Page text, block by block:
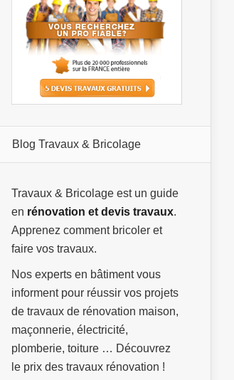
Blog Travaux & Bricolage
Travaux & Bricolage est un guide
en rénovation et devis travaux.
Apprenez comment bricoler et
faire vos travaux.
Nos experts en bâtiment vous
informent pour réussir vos projets
de travaux de rénovation maison,
maçonnerie, électricité,
plomberie, toiture … Découvrez
le prix des travaux rénovation !